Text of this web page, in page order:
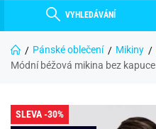
VYHLEDÁVÁNÍ
Pánské oblečení Mikiny
Módní béžová mikina bez kapuce
SLEVA -30%